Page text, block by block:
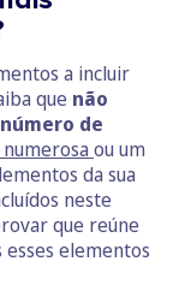
a incluir
que não
de
ou um
da sua
neste
que reúne
esses elementos